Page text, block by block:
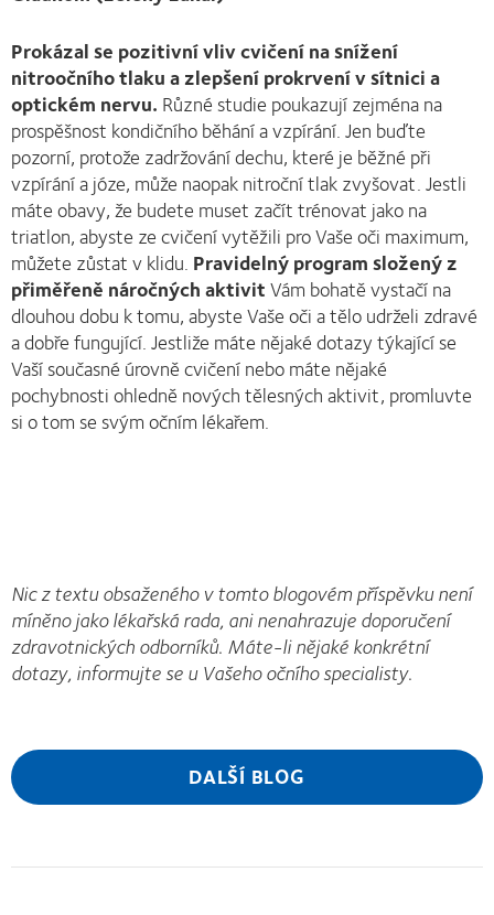
Prokázal se pozitivní vliv cvičení na snížení
nitroočního tlaku a zlepšení prokrvení v sítnici a
optickém nervu. Různé studie poukazují zejména na
prospěšnost kondičního běhání a vzpírání. Jen buďte
pozorní, protože zadržování dechu, které je běžné při
vzpírání a józe, může naopak nitroční tlak zvyšovat. Jestli
máte obavy, že budete muset začít trénovat jako na
triatlon, abyste ze cvičení vytěžili pro Vaše oči maximum,
můžete zůstat v klidu. Pravidelný program složený z
přiměřeně náročných aktivitVám bohatě vystačí na
dlouhou dobu k tomu, abyste Vaše oči a tělo udrželi zdravé
a dobře fungující. Jestliže máte nějaké dotazy týkající se
Vaší současné úrovně cvičení nebo máte nějaké
pochybnosti ohledně nových tělesných aktivit, promluvte
si o tom se svým očním lékařem.
Nic z textu obsaženého v tomto blogovém příspěvku není
míněno jako lékařská rada, ani nenahrazuje doporučení
zdravotnických odborníků. Máte-li nějaké konkrétní
dotazy, informujte se u Vašeho očního specialisty.
DALŠÍ BLOG